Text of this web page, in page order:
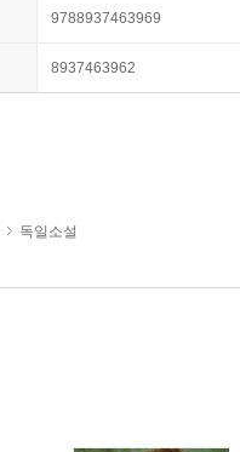
9788937463969
8937463962
독일소설